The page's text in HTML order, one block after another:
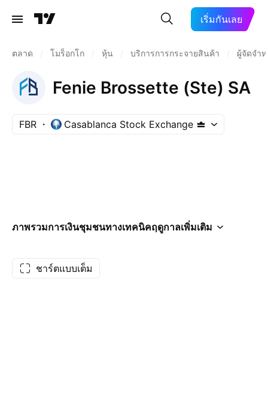
เริ่มกันเลย
ตลาด โมร็อกโก หุ้น บริการการกระจายสินค้า ผู้จัดจำ
Fenie Brossette (Ste) SA
FBR Casablanca Stock Exchange
ภาพรวมการเงินชุมชนทางเทคนิคฤดูกาลเพิ่มเติม
ชาร์ตแบบเต็ม